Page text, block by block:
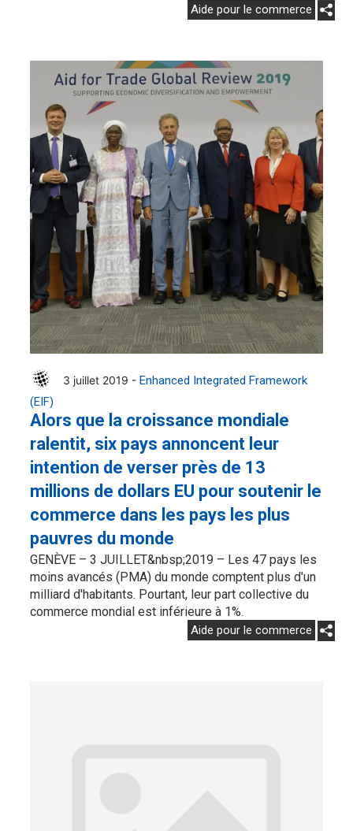
Aide pour le commerce
3 juillet 2019 - Enhanced Integrated Framework
(EIF)
Alors que la croissance mondiale
ralentit, six pays annoncent leur
intention de verser près de 13
millions de dollars EU pour soutenir le
commerce dans les pays les plus
pauvres du monde
GENÈVE – 3 JUILLET&nbsp;2019 – Les 47 pays les
moins avancés (PMA) du monde comptent plus d'un
milliard d'habitants. Pourtant, leur part collective du
commerce mondial est inférieure à 1%.
Aide pour le commerce